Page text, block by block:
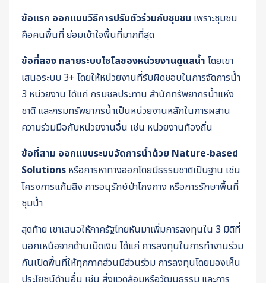
ข้อแรก ออกแบบวิธีการปรับตัวร่วมกับชุมชน เพราะชุมชน
คือคนพื้นที่ ย่อมเข้าใจพื้นที่มากที่สุด
ข้อที่สอง ทลายระบบไซโลของหน่วยงานดูแลน้ำ โดยเขา
เสนอระบบ 3+ โดยให้หน่วยงานที่รับผิดชอบในการจัดการน้ำ
3 หน่วยงาน ได้แก่ กรมชลประทาน สำนักทรัพยากรน้ำแห่ง
ชาติ และกรมทรัพยากรน้ำเป็นหน่วยงานหลักในการผสาน
ความร่วมมือกับหน่วยงานอื่น เช่น หน่วยงานท้องถิ่น
ข้อที่สาม ออกแบบระบบจัดการน้ำด้วย Nature-based
Solutions หรือการหาทางออกโดยมีธรรมชาติเป็นฐาน เช่น
โครงการแก้มลิง การอนุรักษ์ป่าโกงกาง หรือการรักษาพื้นที่
ชุมน้ำ
สุดท้าย เขาเสนอให้ภาครัฐไทยหันมาเพิ่มการลงทุนใน 3 มิติที่
นอกเหนือจากด้านเม็ดเงิน ได้แก่ การลงทุนในการทำงานร่วม
กันเปิดพื้นที่ให้ทุกภาคส่วนมีส่วนร่วม การลงทุนโดยมองเห็น
ประโยชน์ด้านอื่น เช่น สิ่งแวดล้อมหรือวัฒนธรรม และการ